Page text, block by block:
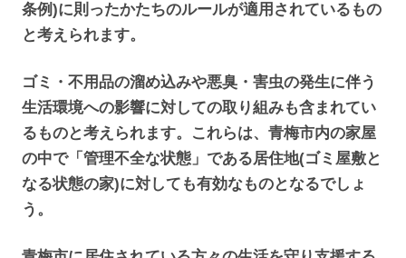
条例)に則ったかたちのルールが適用されているもの
と考えられます。
ゴミ・不用品の溜め込みや悪臭・害虫の発生に伴う
生活環境への影響に対しての取り組みも含まれてい
るものと考えられます。これらは、青梅市内の家屋
の中で「管理不全な状態」である居住地(ゴミ屋敷と
なる状態の家)に対しても有効なものとなるでしょ
う。